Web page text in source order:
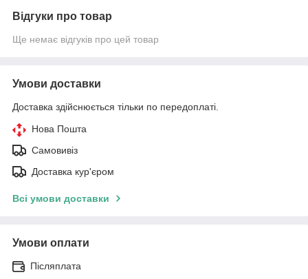
Відгуки про товар
Ще немає відгуків про цей товар
Умови доставки
Доставка здійснюється тільки по передоплаті.
Нова Пошта
Самовивіз
Доставка кур'єром
Всі умови доставки
Умови оплати
Післяплата